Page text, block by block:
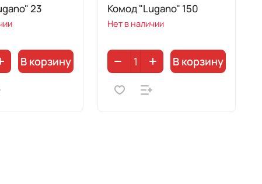
23
В корзину
Комод "Lugano" 150
Нет в наличии
В корзину